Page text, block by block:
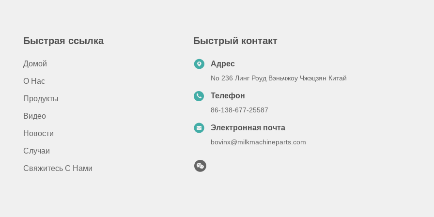
Быстрая ссылка
Домой
О Нас
Продукты
Видео
Новости
Случаи
Свяжитесь С Нами
Быстрый контакт
Адрес
No 236 Линг Роуд Вэньчжоу Чжэцзян Китай
Телефон
86-138-677-25587
Электронная почта
bovinx@milkmachineparts.com